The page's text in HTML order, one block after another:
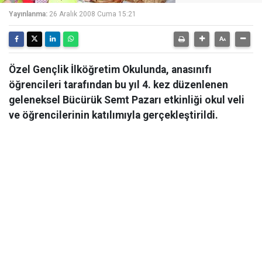
Yayınlanma: 26 Aralık 2008 Cuma 15:21
Özel Gençlik İlköğretim Okulunda, anasınıfı
öğrencileri tarafından bu yıl 4. kez düzenlenen
geleneksel Bücürük Semt Pazarı etkinliği okul veli
ve öğrencilerinin katılımıyla gerçekleştirildi.